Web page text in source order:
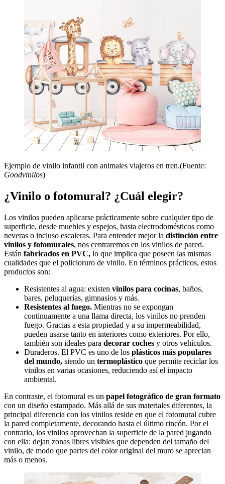
Ejemplo de vinilo infantil con animales viajeros en tren.(Fuente:
Goodvinilos)
¿Vinilo o fotomural? ¿Cuál elegir?
Los vinilos pueden aplicarse prácticamente sobre cualquier tipo de
superficie, desde muebles y espejos, hasta electrodomésticos como
neveras o incluso escaleras. Para entender mejor la distinción entre
vinilos y fotomurales, nos centraremos en los vinilos de pared.
Están fabricados en PVC, lo que implica que poseen las mismas
cualidades que el policloruro de vinilo. En términos prácticos, estos
productos son:
Resistentes al agua: existen vinilos para cocinas, baños,
bares, peluquerías, gimnasios y más.
Resistentes al fuego. Mientras no se expongan
continuamente a una llama directa, los vinilos no prenden
fuego. Gracias a esta propiedad y a su impermeabilidad,
pueden usarse tanto en interiores como exteriores. Por ello,
también son ideales para decorar coches y otros vehículos.
Duraderos. El PVC es uno de los plásticos más populares
del mundo, siendo un termoplástico que permite reciclar los
vinilos en varias ocasiones, reduciendo así el impacto
ambiental.
En contraste, el fotomural es un papel fotográfico de gran formato
con un diseño estampado. Más allá de sus materiales diferentes, la
principal diferencia con los vinilos reside en que el fotomural cubre
la pared completamente, decorando hasta el último rincón. Por el
contrario, los vinilos aprovechan la superficie de la pared jugando
con ella: dejan zonas libres visibles que dependen del tamaño del
vinilo, de modo que partes del color original del muro se aprecian
más o menos.